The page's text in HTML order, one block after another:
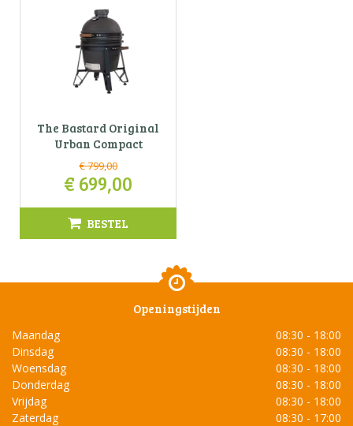
The Bastard Original
Urban Compact
€799,00
€ 699,00
BESTEL
Openingstijden
Maandag
08:30 - 18:00
Dinsdag
08:30 - 18:00
Woensdag
08:30 - 18:00
Donderdag
08:30 - 18:00
Vrijdag
08:30 - 18:00
Zaterdag
08:30 - 17:00